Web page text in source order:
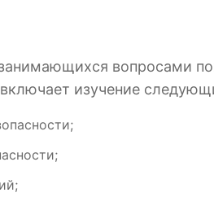
вопросами
изучение